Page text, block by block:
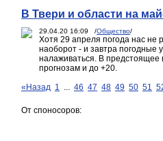
В Твери и области на
29.04.20 16:09 /Общество/
Хотя 29 апреля погода нас не
наоборот - и завтра погодные
налаживаться. В предстоящее
прогнозам и до +20.
«Назад 1 ... 46 47 48 49 50 51
От споносоров: